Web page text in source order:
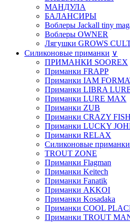
МАНДУЛА
БАЛАНСИРЫ
Воблеры Jackall tiny
Воблеры OWNER
Лягушки GROWS
Силиконовые приманки ∨
ПРИМАНКИ SOOREX
Приманки FRAPP
Приманки IAM
Приманки LIBRA
Приманки LURE MAX
Приманки ZUB
Приманки CRAZY FISH
Приманки LUCKY
Приманки RELAX
Силиконовые приманки
TROUT ZONE
Приманки Flagman
Приманки Keitech
Приманки Fanatik
Приманки AKKOI
Приманки Kosadaka
Приманки COOL
Приманки TROUT